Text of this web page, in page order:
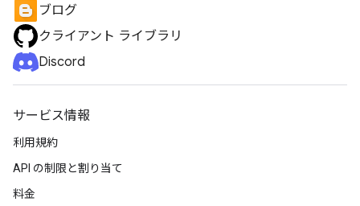
ブログ
クライアント ライブラリ
Discord
サービス情報
利用規約
API の制限と割り当て
料金